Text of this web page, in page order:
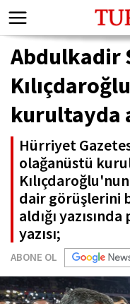
Abdulkadir
kurultayda
Hürriyet
olağanüstü
dair görüşlerini
aldığı
yazısı;
ABONE OL